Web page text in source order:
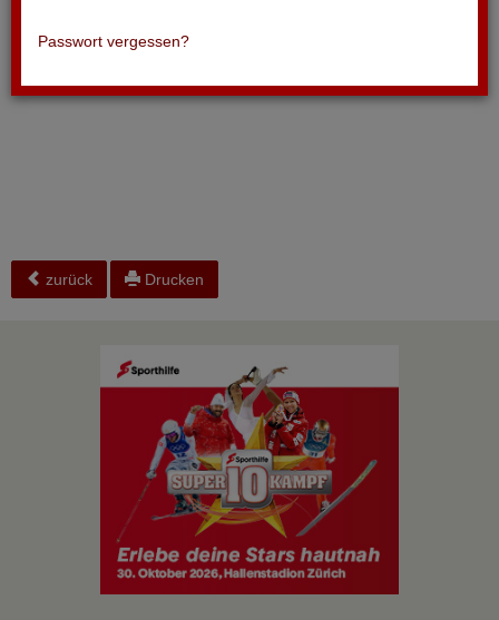
Passwort vergessen?
zurück Drucken